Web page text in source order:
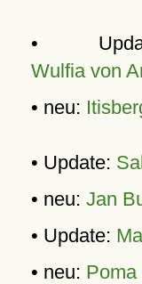
•
Wulfia von
• neu:
• Update:
• neu: Jan
• Update:
• neu: Poma